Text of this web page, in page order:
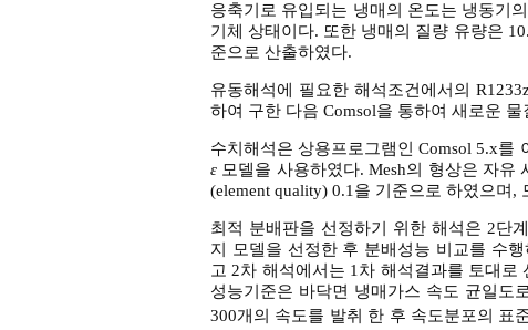
응축기로 유입되는 냉매의 온도는 냉동기
기체 상태이다. 또한 냉매의 질량 유량은
준으로 산출하였다.
유동해석에 필요한 해석조건에서의
하여 구한 다음 Comsol을 통하여 새로운
수치해석은 상용프로그램인 Comsol 5.x를
ε 모델을 사용하였다. Mesh의 형상은 자유
(element quality) 0.1을 기준으로 하였으며
최적 분배판을 선정하기 위한 해석은 2단
지 모델을 선정한 후 분배성능 비교를 수
고 2차 해석에서는 1차 해석결과를 토대로
성능기준은 바닥면 냉매가스 속도 균일도
300개의 속도를 발취 한 후 속도분포의 표